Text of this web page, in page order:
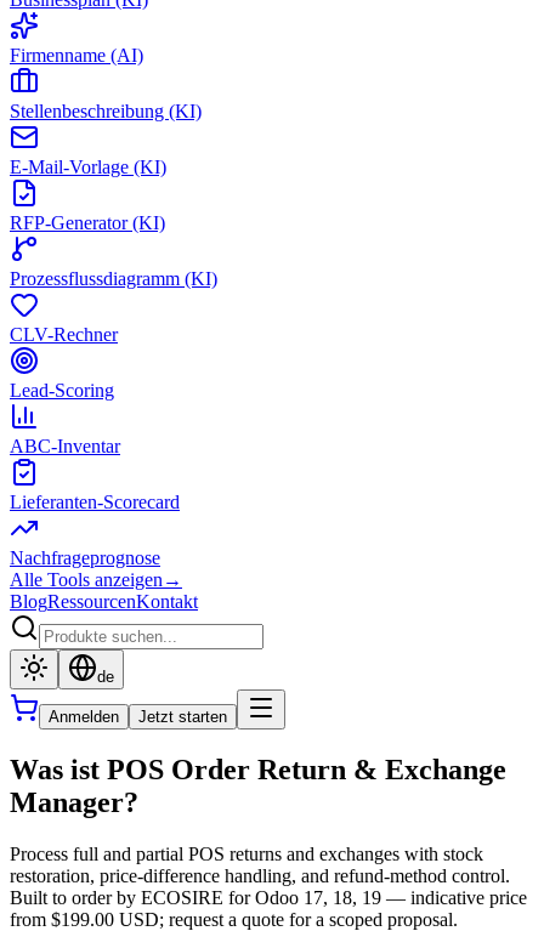
Firmenname (AI)
Stellenbeschreibung (KI)
E-Mail-Vorlage (KI)
RFP-Generator (KI)
Prozessflussdiagramm (KI)
CLV-Rechner
Lead-Scoring
ABC-Inventar
Lieferanten-Scorecard
Nachfrageprognose
Alle Tools anzeigen →
BlogRessourcenKontakt
de
Anmelden Jetzt starten
Was ist POS Order Return & Exchange
Manager?
Process full and partial POS returns and exchanges with stock
restoration, price-difference handling, and refund-method control.
Built to order by ECOSIRE for Odoo 17, 18, 19 — indicative price
from $199.00 USD; request a quote for a scoped proposal.